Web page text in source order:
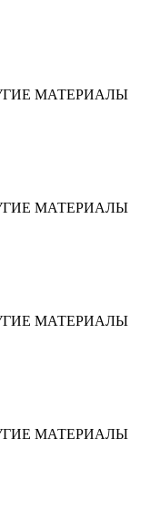
МАТЕРИАЛЫ
МАТЕРИАЛЫ
МАТЕРИАЛЫ
МАТЕРИАЛЫ